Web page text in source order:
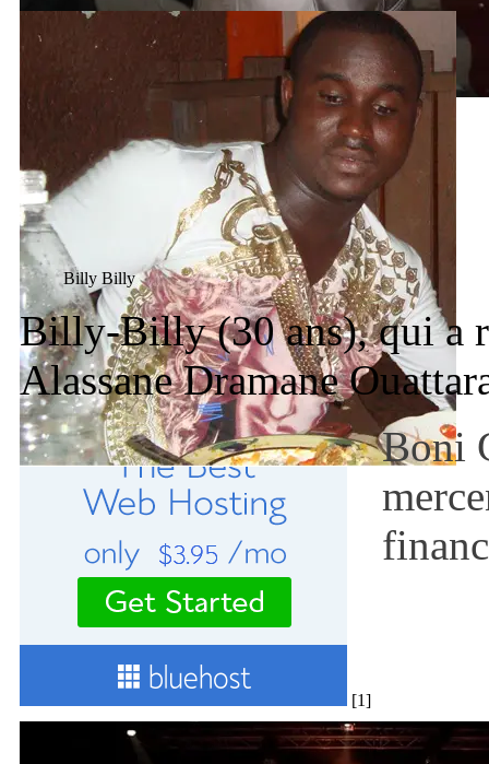
Billy Billy
Billy-Billy (30 ans), qui a
Alassane Dramane
[1]
Boni